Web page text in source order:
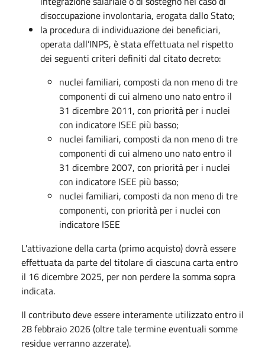
disoccupazione involontaria, erogata dallo Stato;
la procedura di individuazione dei beneficiari,
operata dall’INPS, è stata effettuata nel rispetto
dei seguenti criteri definiti dal citato decreto:
nuclei familiari, composti da non meno di tre
componenti di cui almeno uno nato entro il
31 dicembre 2011, con priorità per i nuclei
con indicatore ISEE più basso;
nuclei familiari, composti da non meno di tre
componenti di cui almeno uno nato entro il
31 dicembre 2007, con priorità per i nuclei
con indicatore ISEE più basso;
nuclei familiari, composti da non meno di tre
componenti, con priorità per i nuclei con
indicatore ISEE
L'attivazione della carta (primo acquisto) dovrà essere
effettuata da parte del titolare di ciascuna carta entro
il 16 dicembre 2025, per non perdere la somma sopra
indicata.
Il contributo deve essere interamente utilizzato entro il
28 febbraio 2026 (oltre tale termine eventuali somme
residue verranno azzerate).